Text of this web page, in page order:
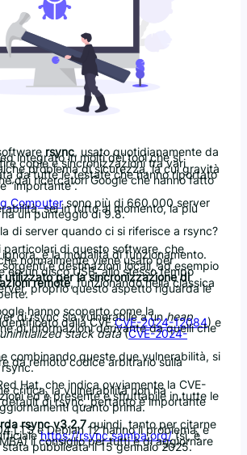
rsync, usato quotidianamente da
integrato in molti dei tool che si
copie e sincronizzazioni tra vari
problema di sicurezza, la cui gravità
da tutte le testate che hanno riportato
dai ricercatori Google che hanno fatto
“importante”.
Computersono più di 660.000 server
sei in tutto al momento, la più
un punteggio di 9.8.
di server quando ci si riferisce a rsync?
particolari di questo software, che
è la modalità di funzionamento.
normalmente viene usato per
e destinazioni locali, ad esempio
ed un disco USB, allo stesso tempo
utilizzato per la sincronizzazione di
remote, funzionando nella classica
proprio questo aspetto riguarda le
hanno scoperto come la
di rsync sia vulnerabile a unheap
dalla CVECVE-2024-12084) e
di informazioni derivante da quelli che
uninitialized stack data(CVE-2024-
combinando queste due vulnerabilità, si
da remoto codice arbitrario sulla
Hat, che indica ovviamente la CVE-
critica, la vulnerabilità non ha
ed è presente e sfruttabile in tutte le
di rsync, pertanto è importante
quanto prima.
rsync v3.2.7quindi, tanto per citarne
LTS e Debian 12 hanno il problema, e
https://rsync.samba.org/(sì, è
il consiglio per tutti è di aggiornare
pubblicata il 15 gennaio 2025.